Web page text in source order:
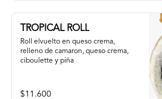
TROPICAL ROLL
Roll elvuelto en queso crema,
relleno de camaron, queso crema,
ciboulette y piña
$11.600